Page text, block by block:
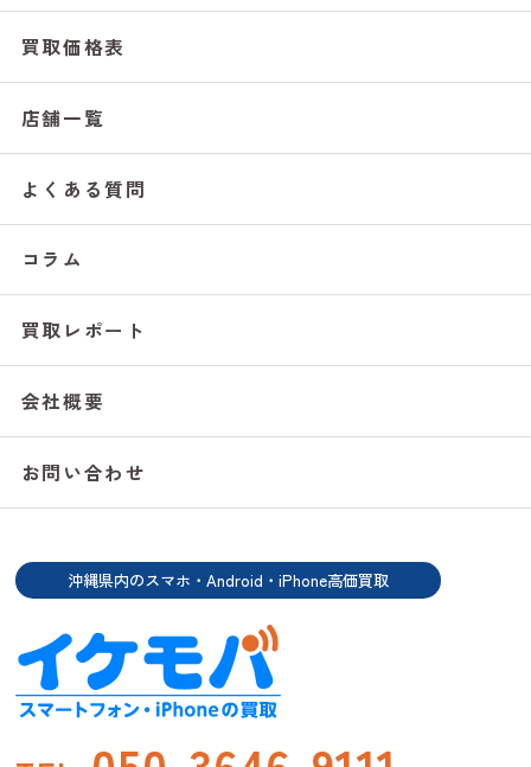
買取価格表
店舗一覧
よくある質問
コラム
買取レポート
会社概要
お問い合わせ
沖縄県内のスマホ・Android・iPhone高価買取